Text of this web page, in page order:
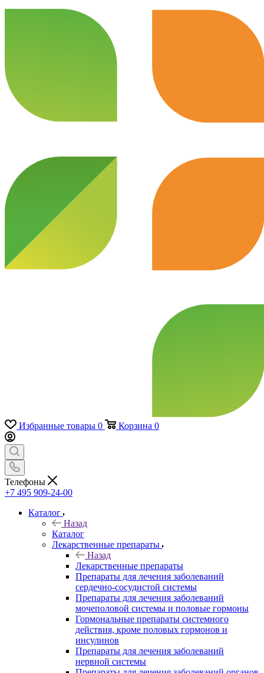
Избранные товары 0 Корзина 0
Телефоны
+7 495 909-24-00
Каталог
Назад
Каталог
Лекарственные препараты
Назад
Лекарственные препараты
Препараты для лечения заболеваний
сердечно-сосудистой системы
Препараты для лечения заболеваний
мочеполовой системы и половые гормоны
Гормональные препараты системного
действия, кроме половых гормонов и
инсулинов
Препараты для лечения заболеваний
нервной системы